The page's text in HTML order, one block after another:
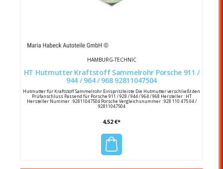
HAMBURG-TECHNIC
HT Hutmutter Kraftstoff Sammelrohr Porsche 911 /
944 / 964 / 968 92811047504
Hutmutter für Kraftstoff Sammelrohr Einspritzleiste Die Hutmutter verschließt den
Prüfanschluss Passend für Porsche 911 / 928 / 944 / 964 / 968 Hersteller : HT
Hersteller Nummer : 92811047504 Porsche Vergleichsnummer : 928 110 475 04 /
92811047504
4,52 €*